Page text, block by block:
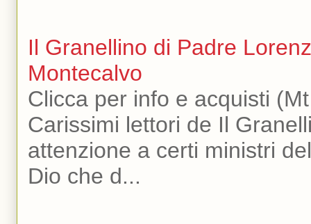
Il Granellino di Padre
Montecalvo
Clicca per info e acquisti
Carissimi lettori de Il
attenzione a certi ministri
Dio che d...